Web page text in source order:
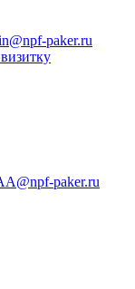
paker.ru
paker.ru